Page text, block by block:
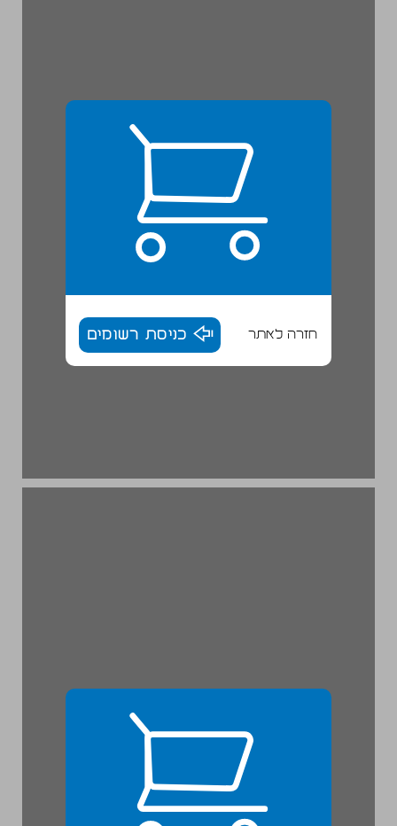
חזרה לאתר כניסת רשומים